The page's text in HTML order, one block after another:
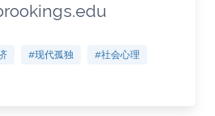
#现代孤独 #社会心理